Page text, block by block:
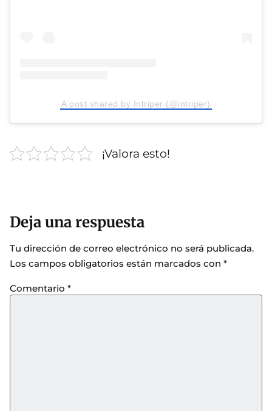
A post shared by Intriper (@intriper)
¡Valora esto!
Deja una respuesta
Tu dirección de correo electrónico no será publicada.
Los campos obligatorios están marcados con *
Comentario *